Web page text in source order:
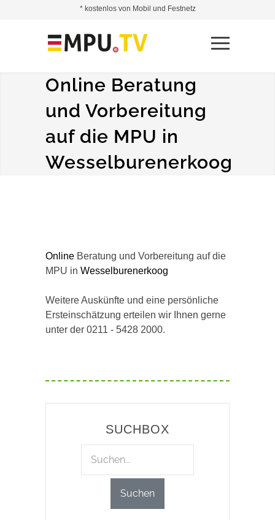
Online Beratung
und Vorbereitung
auf die MPU in
Wesselburenerkoog
Online Beratung und Vorbereitung auf die
MPU in Wesselburenerkoog
Weitere Auskünfte und eine persönliche
Ersteinschätzung erteilen wir Ihnen gerne
unter der 0211 - 5428 2000.
SUCHBOX
* kostenlos von Mobil und Festnetz